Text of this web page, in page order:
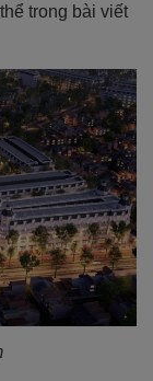
trong bài viết